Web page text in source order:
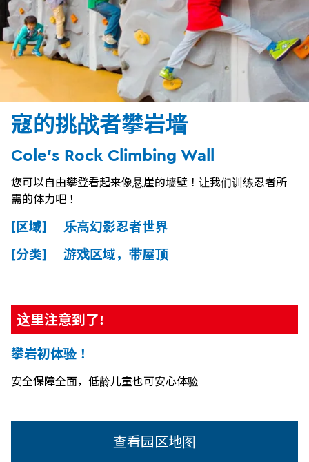
寇的挑战者攀岩墙
Cole's Rock Climbing Wall
您可以自由攀登看起来像悬崖的墙壁！让我们训练忍者所
需的体力吧！
[区域] 乐高幻影忍者世界
[分类] 游戏区域，带屋顶
这里注意到了!
攀岩初体验！
安全保障全面，低龄儿童也可安心体验
查看园区地图